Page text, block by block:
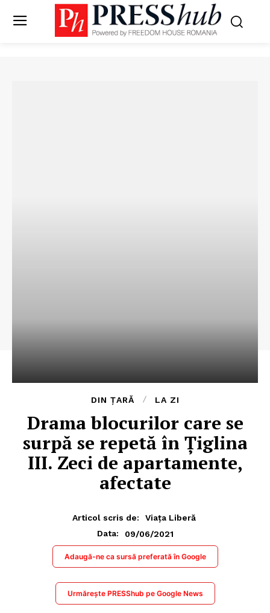
DIN ȚARĂ LA ZI
Drama blocurilor care se
surpă se repetă în Țiglina
III. Zeci de apartamente,
afectate
Articol scris de:
Viața Liberă
Data:
09/06/2021
Adaugă-ne ca sursă preferată în Google
Urmărește PRESShub pe Google News